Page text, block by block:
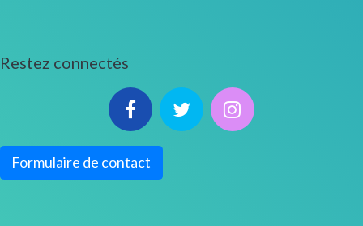
Restez connectés
Formulaire de contact